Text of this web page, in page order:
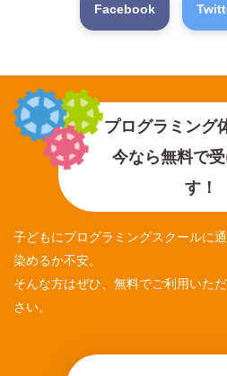
Facebook
プログラミング
今なら無料で
す！
子どもにプログラミングスクールに
染めるか不安。
そんな方はぜひ、無料でご利用いた
さい。